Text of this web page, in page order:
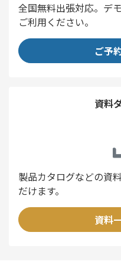
全国無料出張対応。デ
ご利用ください。
ご予
資料
製品カタログなどの資
だけます。
資料